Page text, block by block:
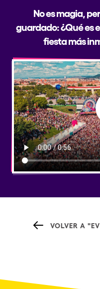
No es magia,
guardado: ¿Qué es
fiesta más
VOLVER A